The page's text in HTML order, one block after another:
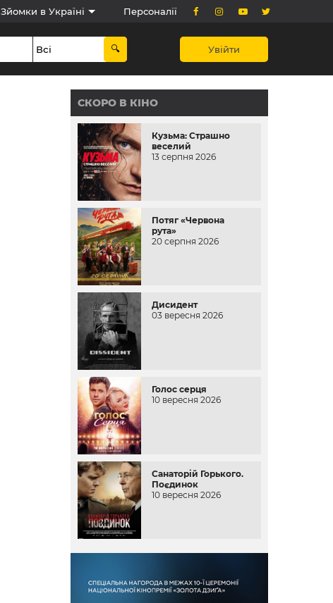
Зйомки в Україні Персоналії
Увійти
СКОРО В КІНО
Кузьма: Страшно
веселий
13 серпня 2026
Потяг «Червона
рута»
20 серпня 2026
Дисидент
03 вересня 2026
Голос серця
10 вересня 2026
Санаторій Горького.
Поєдинок
10 вересня 2026